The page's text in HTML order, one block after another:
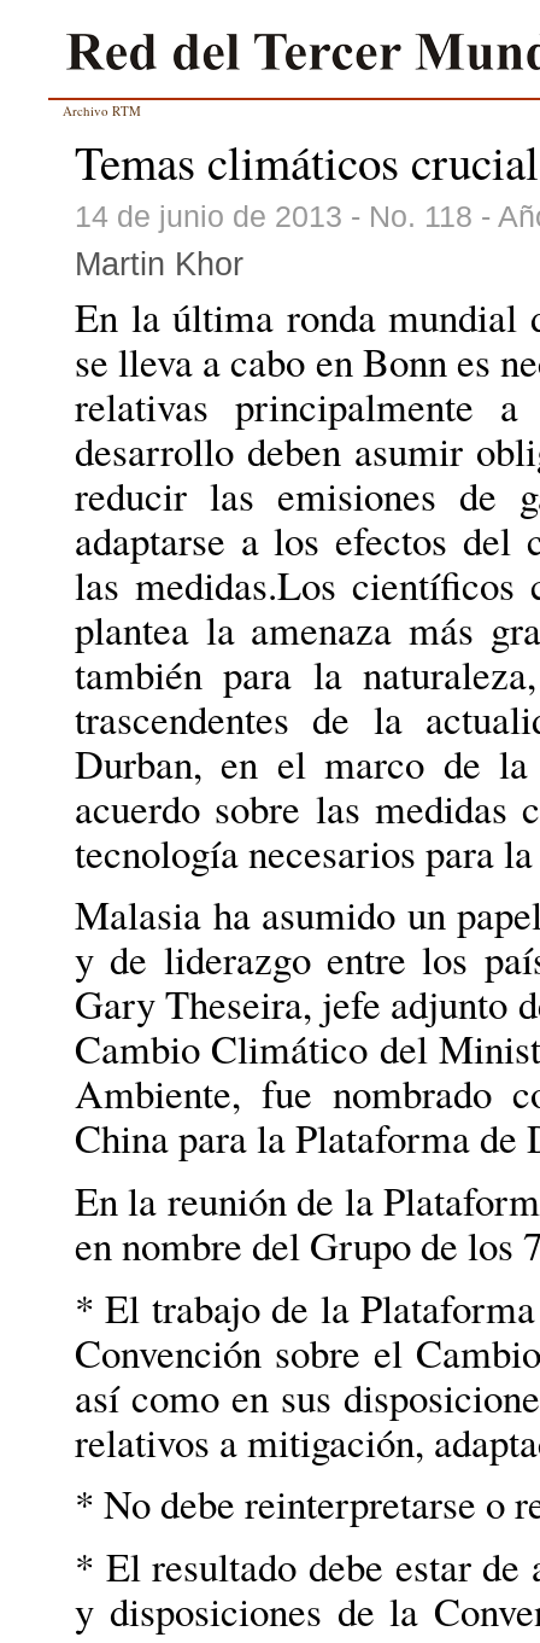
Archivo RTM
Temas climáticos
14 de junio de 2013 - No. 118 -
Martin Khor
En la última ronda mundial
se lleva a cabo en Bonn es
relativas principalmente
desarrollo deben asumir
reducir las emisiones de
adaptarse a los efectos
las medidas.Los científicos
plantea la amenaza más
también para la
trascendentes de la
Durban, en el marco de la
acuerdo sobre las
tecnología necesarios para
Malasia ha asumido un
y de liderazgo entre los
Gary Theseira, jefe adjunto
Cambio Climático del
Ambiente, fue nombrado
China para la Plataforma de
En la reunión de la
en nombre del Grupo de los
* El trabajo de la
Convención sobre el
así como en sus
relativos a mitigación,
* No debe reinterpretarse o
* El resultado debe estar
y disposiciones de la